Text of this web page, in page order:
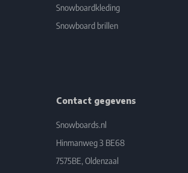
Snowboardkleding
Snowboard brillen
Contact gegevens
Snowboards.nl
Hinmanweg 3 BE68
7575BE, Oldenzaal